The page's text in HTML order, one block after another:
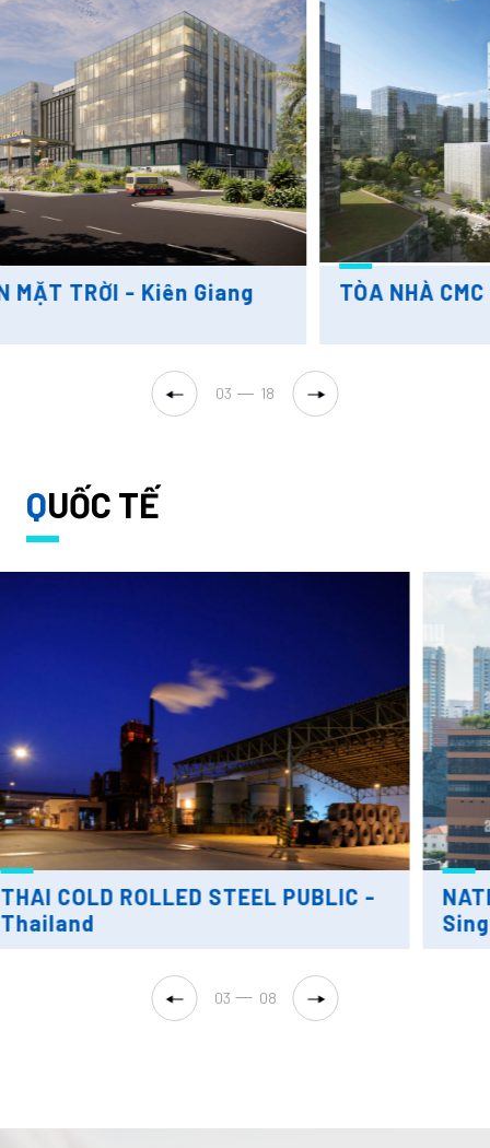
TÒA NHÀ CMC - Hà Nội
04 18
QUỐC TẾ
NATIONAL CANCER CENTER -
Singapore
04 08